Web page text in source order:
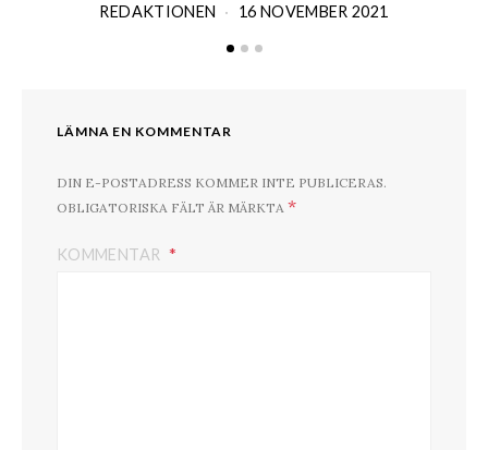
REDAKTIONEN 16 NOVEMBER 2021
LÄMNA EN KOMMENTAR
DIN E-POSTADRESS KOMMER INTE PUBLICERAS.
OBLIGATORISKA FÄLT ÄR MÄRKTA *
KOMMENTAR